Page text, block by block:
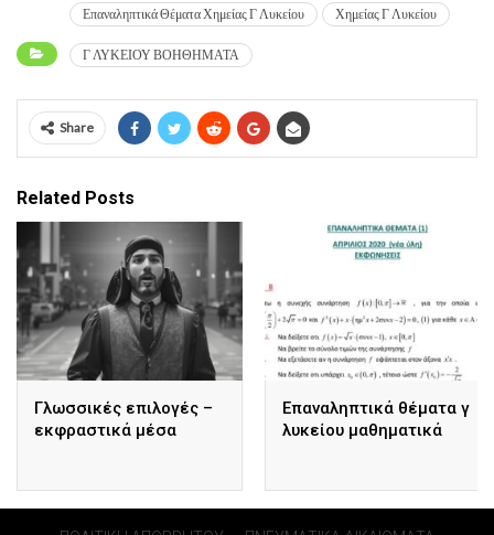
Επαναληπτικά Θέματα Χημείας Γ Λυκείου
Χημείας Γ Λυκείου
Γ ΛΥΚΕΙΟΥ ΒΟΗΘΗΜΑΤΑ
Share
Related Posts
Γλωσσικές επιλογές –
εκφραστικά μέσα
Επαναληπτικά θέματα γ
λυκείου μαθηματικά